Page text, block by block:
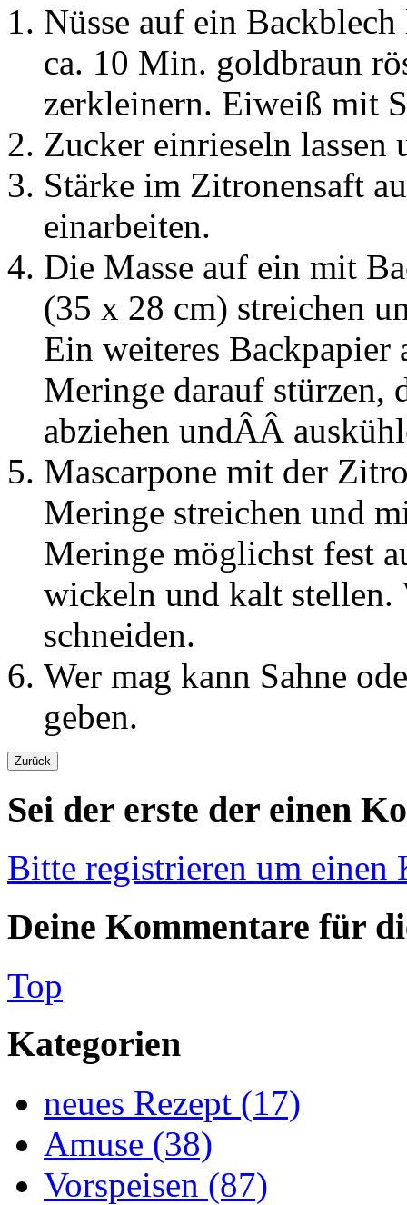
Nüsse auf ein
ca. 10 Min. goldbraun
zerkleinern. Eiweiß mit
Zucker einrieseln lassen
Stärke im Zitronensaft
einarbeiten.
Die Masse auf ein mit
(35 x 28 cm) streichen
Ein weiteres
Meringe darauf stürzen,
abziehen undÂÂ
Mascarpone mit der
Meringe streichen und
Meringe möglichst fest
wickeln und kalt stellen.
schneiden.
Wer mag kann Sahne
geben.
Sei der erste der einen
Bitte registrieren um einen
Deine Kommentare für
Top
Kategorien
neues Rezept (17)
Amuse (38)
Vorspeisen (87)